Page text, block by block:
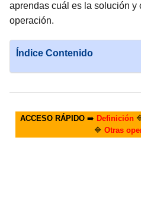
aprendas cuál es la solución y
operación.
Índice Contenido
ACCESO RÁPIDO➡️ Definición
🔷 Otras